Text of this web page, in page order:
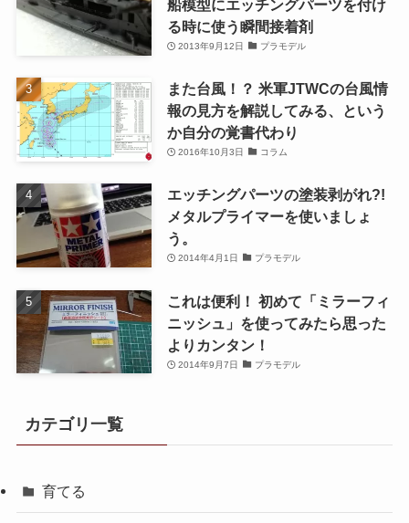
船模型にエッチングパーツを付け
る時に使う瞬間接着剤
2013年9月12日 プラモデル
また台風！？ 米軍JTWCの台風情
報の見方を解説してみる、という
か自分の覚書代わり
2016年10月3日 コラム
エッチングパーツの塗装剥がれ?!
メタルプライマーを使いましょ
う。
2014年4月1日 プラモデル
これは便利！ 初めて「ミラーフィ
ニッシュ」を使ってみたら思った
よりカンタン！
2014年9月7日 プラモデル
カテゴリ一覧
育てる